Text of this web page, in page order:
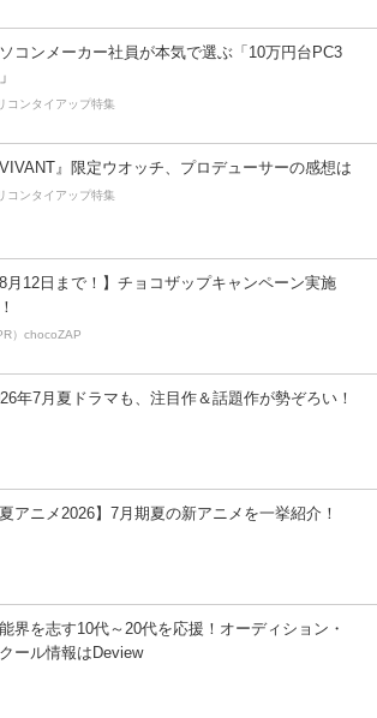
コンメーカー社員が本気で選ぶ「10万円台PC3
コンタイアップ特集
VIVANT』限定ウオッチ、プロデューサーの感想は
コンタイアップ特集
8月12日まで！】チョコザップキャンペーン実施
）chocoZAP
年7月夏ドラマも、注目作＆話題作が勢ぞろい！
夏アニメ2026】7月期夏の新アニメを一挙紹介！
界を志す10代～20代を応援！オーディション・
ール情報はDeview